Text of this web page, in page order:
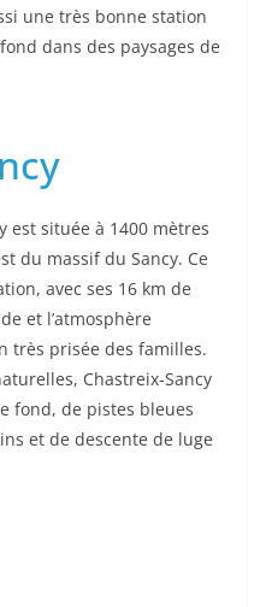
une très bonne station
dans des paysages de
est située à 1400 mètres
du massif du Sancy. Ce
avec ses 16 km de
et l’atmosphère
très prisée des familles.
Chastreix-Sancy
fond, de pistes bleues
et de descente de luge